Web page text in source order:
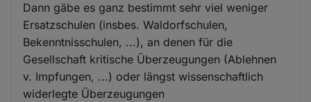
Dann gäbe es ganz bestimmt sehr viel weniger
Ersatzschulen (insbes. Waldorfschulen,
Bekenntnisschulen, ...), an denen für die
Gesellschaft kritische Überzeugungen (Ablehnen
v. Impfungen, ...) oder längst wissenschaftlich
widerlegte Überzeugungen